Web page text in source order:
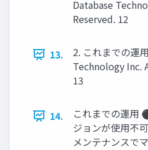
Database
Reserved. 12
13.
2. これまでの運
Technology Inc.
13
14.
これまでの運用
ジョンが使用不
メンテナンスで